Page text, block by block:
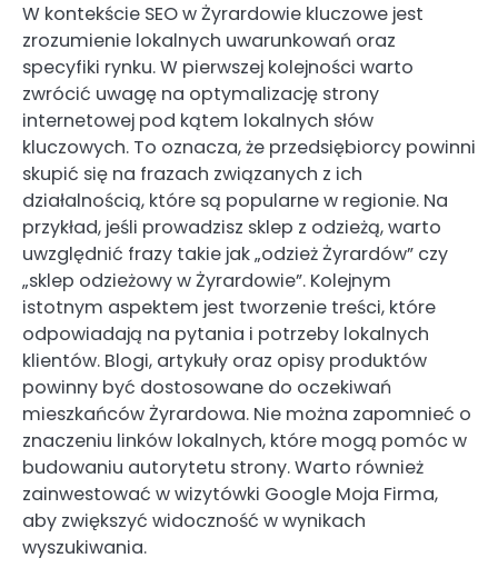
W kontekście SEO w Żyrardowie kluczowe jest
zrozumienie lokalnych uwarunkowań oraz
specyfiki rynku. W pierwszej kolejności warto
zwrócić uwagę na optymalizację strony
internetowej pod kątem lokalnych słów
kluczowych. To oznacza, że przedsiębiorcy powinni
skupić się na frazach związanych z ich
działalnością, które są popularne w regionie. Na
przykład, jeśli prowadzisz sklep z odzieżą, warto
uwzględnić frazy takie jak „odzież Żyrardów” czy
„sklep odzieżowy w Żyrardowie”. Kolejnym
istotnym aspektem jest tworzenie treści, które
odpowiadają na pytania i potrzeby lokalnych
klientów. Blogi, artykuły oraz opisy produktów
powinny być dostosowane do oczekiwań
mieszkańców Żyrardowa. Nie można zapomnieć o
znaczeniu linków lokalnych, które mogą pomóc w
budowaniu autorytetu strony. Warto również
zainwestować w wizytówki Google Moja Firma,
aby zwiększyć widoczność w wynikach
wyszukiwania.